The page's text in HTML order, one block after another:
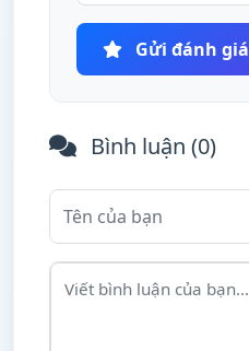
Gửi đánh giá
Bình luận (0)